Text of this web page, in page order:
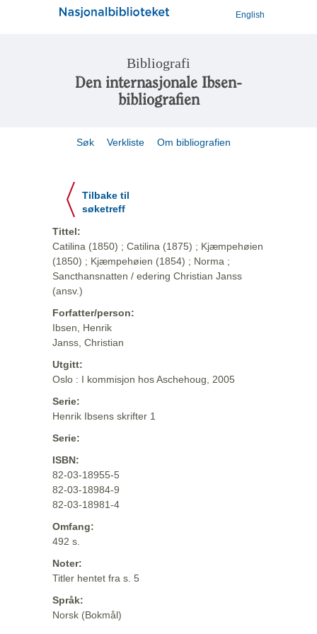
English
Bibliografi
Den internasjonale Ibsen-
bibliografien
Søk Verkliste Om bibliografien
Tilbake til
søketreff
Tittel:
Catilina (1850) ; Catilina (1875) ; Kjæmpehøien
(1850) ; Kjæmpehøien (1854) ; Norma ;
Sancthansnatten / edering Christian Janss
(ansv.)
Forfatter/person:
Ibsen, Henrik
Janss, Christian
Utgitt:
Oslo : I kommisjon hos Aschehoug, 2005
Serie:
Henrik Ibsens skrifter 1
Serie:
ISBN:
82-03-18955-5
82-03-18984-9
82-03-18981-4
Omfang:
492 s.
Noter:
Titler hentet fra s. 5
Språk:
Norsk (Bokmål)